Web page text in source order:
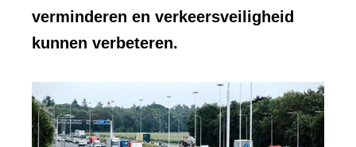
verminderen en verkeersveiligheid
kunnen verbeteren.